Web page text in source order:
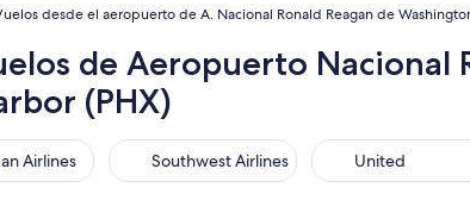
desde el aeropuerto de A. Nacional Ronald Reagan de
de Aeropuerto Nacional
(PHX)
Airlines Southwest Airlines
Southwest Airlines United
United